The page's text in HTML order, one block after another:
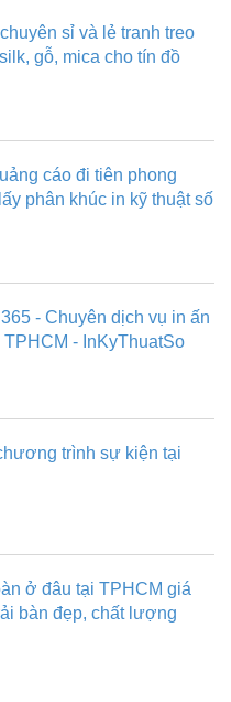
sỉ và lẻ tranh treo
gỗ, mica cho tín đồ
cáo đi tiên phong
phân khúc in kỹ thuật số
- Chuyên dịch vụ in ấn
- InKyThuatSo
trình sự kiện tại
ở đâu tại TPHCM giá
bàn đẹp, chất lượng